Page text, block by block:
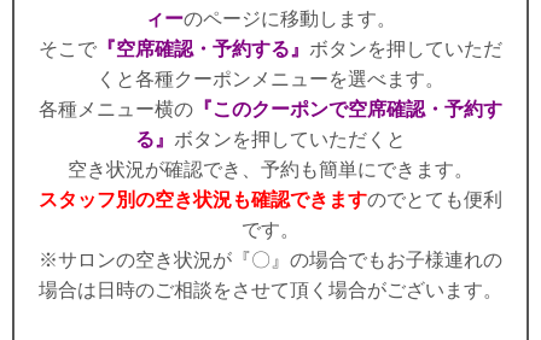
ィーのページに移動します。
そこで 『空席確認・予約する』 ボタンを押していただ
くと各種クーポンメニューを選べます。
各種メニュー横の 『このクーポンで空席確認・予約す
る』 ボタンを押していただくと
空き状況が確認でき、予約も簡単にできます。
スタッフ別の空き状況も確認できますのでとても便利
です。
※サロンの空き状況が『〇』の場合でもお子様連れの
場合は日時のご相談をさせて頂く場合がございます。